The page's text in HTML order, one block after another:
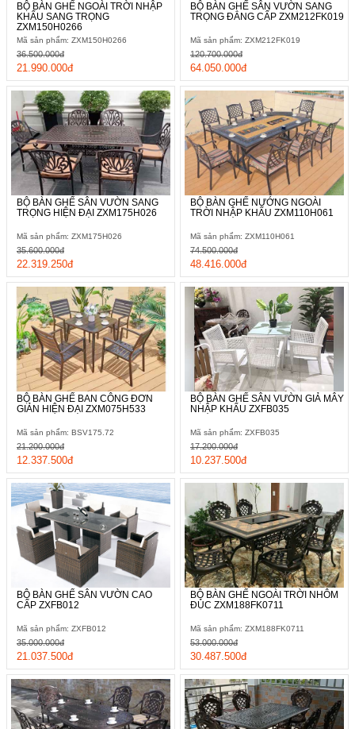
BỘ BÀN GHẾ NGOÀI TRỜI NHẬP
KHẨU SANG TRỌNG
ZXM150H0266
Mã sản phẩm: ZXM150H0266
21.990.000đ
36.500.000đ
BỘ BÀN GHẾ SÂN VƯỜN SANG
TRỌNG ĐẲNG CẤP ZXM212FK019
Mã sản phẩm: ZXM212FK019
64.050.000đ
120.700.000đ
BỘ BÀN GHẾ SÂN VƯỜN SANG
TRỌNG HIỆN ĐẠI ZXM175H026
Mã sản phẩm: ZXM175H026
22.319.250đ
35.600.000đ
BỘ BÀN GHẾ NƯỚNG NGOÀI
TRỜI NHẬP KHẨU ZXM110H061
Mã sản phẩm: ZXM110H061
48.416.000đ
74.500.000đ
BỘ BÀN GHẾ BAN CÔNG ĐƠN
GIẢN HIỆN ĐẠI ZXM075H533
Mã sản phẩm: BSV175.72
12.337.500đ
21.200.000đ
BỘ BÀN GHẾ SÂN VƯỜN GIẢ MÂY
NHẬP KHẨU ZXFB035
Mã sản phẩm: ZXFB035
10.237.500đ
17.200.000đ
BỘ BÀN GHẾ SÂN VƯỜN CAO
CẤP ZXFB012
Mã sản phẩm: ZXFB012
21.037.500đ
35.000.000đ
BỘ BÀN GHẾ NGOÀI TRỜI NHÔM
ĐÚC ZXM188FK0711
Mã sản phẩm: ZXM188FK0711
30.487.500đ
53.000.000đ